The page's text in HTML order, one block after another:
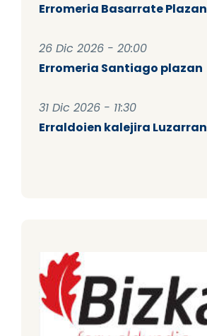
Erromeria Basarrate Plazan
26 Dic 2026 - 20:00
Erromeria Santiago plazan
31 Dic 2026 - 11:30
Erraldoien kalejira Luzarran